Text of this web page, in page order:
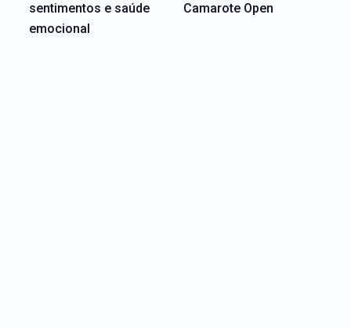
sentimentos e saúde
emocional
Camarote Open